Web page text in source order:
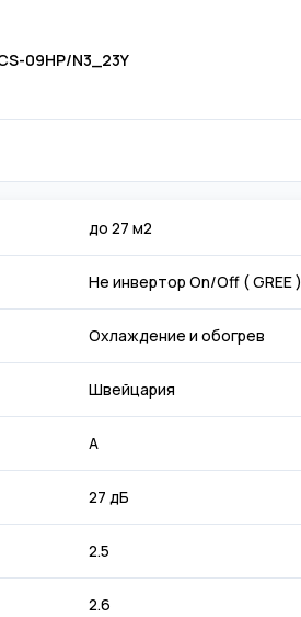
09HP/N3_23Y
до 27 м2
Не инвертор On/Off ( GREE )
Охлаждение и обогрев
Швейцария
А
27 дБ
2.5
2.6